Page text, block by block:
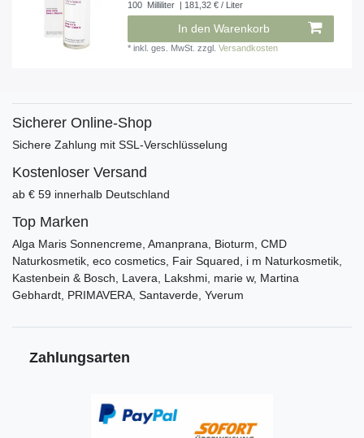
100 Milliliter | 181,32 € / Liter
In den Warenkorb
*inkl. ges. MwSt. zzgl.Versandkosten
Sicherer Online-Shop
Sichere Zahlung mit SSL-Verschlüsselung
Kostenloser Versand
ab € 59 innerhalb Deutschland
Top Marken
Alga Maris Sonnencreme, Amanprana, Bioturm, CMD
Naturkosmetik, eco cosmetics, Fair Squared, i m Naturkosmetik,
Kastenbein & Bosch, Lavera, Lakshmi, marie w, Martina
Gebhardt, PRIMAVERA, Santaverde, Yverum
Zahlungsarten